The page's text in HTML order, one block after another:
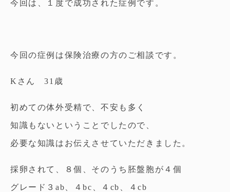
今回は、１度で成功された症例です。
今回の症例は保険治療の方のご相談です。
Kさん 31歳
初めての体外受精で、不安も多く
知識もないということでしたので、
必要な知識はお伝えさせていただきました。
採卵されて、８個、そのうち胚盤胞が４個
グレード３ab、４bc、４cb、４cb